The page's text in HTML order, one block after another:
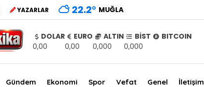
YAZARLAR 22.2° MUĞLA
DOLAR
0,00
EURO
0,00
ALTIN
0,000
BİST
0,000
BITCOIN
Gündem Ekonomi Spor Vefat Genel İletişim